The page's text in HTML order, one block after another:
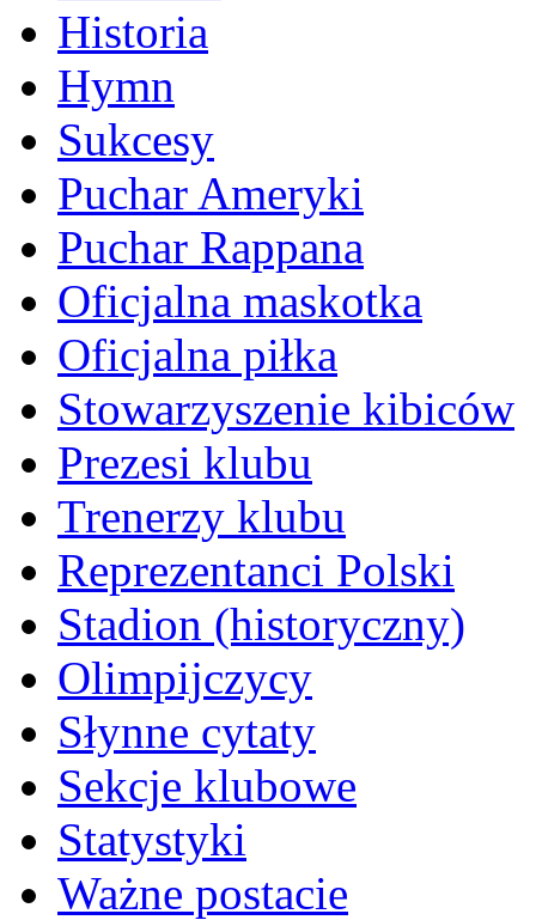
Historia
Hymn
Sukcesy
Puchar Ameryki
Puchar Rappana
Oficjalna maskotka
Oficjalna piłka
Stowarzyszenie kibiców
Prezesi klubu
Trenerzy klubu
Reprezentanci Polski
Stadion (historyczny)
Olimpijczycy
Słynne cytaty
Sekcje klubowe
Statystyki
Ważne postacie